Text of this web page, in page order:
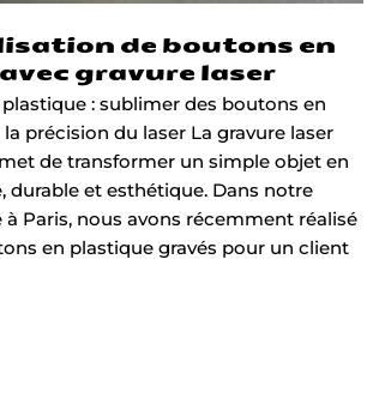
de boutons en
gravure laser
: sublimer des boutons en
précision du laser La gravure laser
de transformer un simple objet en
durable et esthétique. Dans notre
à Paris, nous avons récemment réalisé
en plastique gravés pour un client